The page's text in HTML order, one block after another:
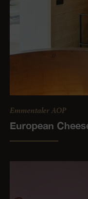
Emmentaler AOP
European